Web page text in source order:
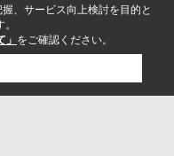
、サービス向上検討を目的と
をご確認ください。